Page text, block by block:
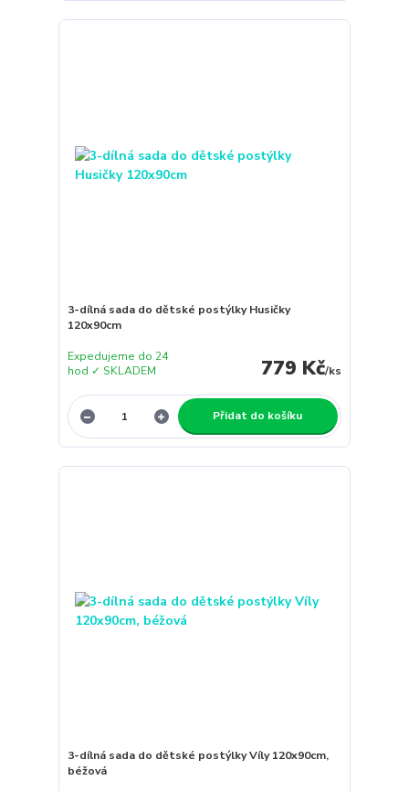
3-dílná sada do dětské postýlky Husičky
120x90cm
779 Kč/ks
Expedujeme do 24
hod ✓ SKLADEM
Přidat do košíku
3-dílná sada do dětské postýlky Víly 120x90cm,
béžová